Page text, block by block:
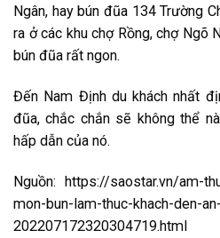
Ngân, hay bún đũa 134 Trường
ra ở các khu chợ Rồng, chợ Ngõ
bún đũa rất ngon.
Đến Nam Định du khách nhất
đũa, chắc chắn sẽ không thể
hấp dẫn của nó.
Nguồn: https://saostar.vn/am-
mon-bun-lam-thuc-khach-den-
202207172320304719.html